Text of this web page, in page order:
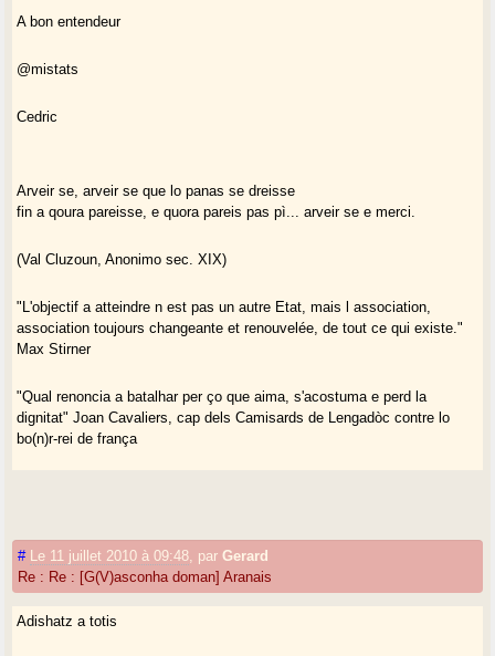
A bon entendeur
@mistats
Cedric
Arveir se, arveir se que lo panas se dreisse
fin a qoura pareisse, e quora pareis pas pì... arveir se e merci.
(Val Cluzoun, Anonimo sec. XIX)
"L'objectif a atteindre n est pas un autre Etat, mais l association,
association toujours changeante et renouvelée, de tout ce qui existe."
Max Stirner
"Qual renoncia a batalhar per ço que aima, s'acostuma e perd la
dignitat" Joan Cavaliers, cap dels Camisards de Lengadòc contre lo
bo(n)r-rei de frança
De :Jean Lafitte <lafitte.yan@orange.fr>
# Le 11 juillet 2010 à 09:48 parGerard
Re : Re : [G(V)asconha doman] Aranais
Adishatz a totis